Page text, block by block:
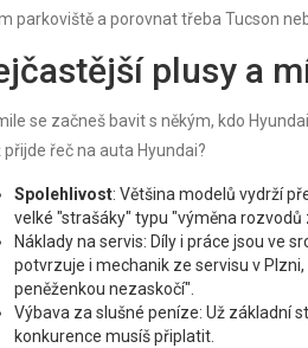
parkoviště a porovnat třeba Tucson
plusy a
se začneš bavit s někým, kdo
přijde řeč na auta Hyundai?
Spolehlivost: Většina modelů vydrží
velké "strašáky" typu "výměna rozvodů
Náklady na servis: Díly i práce jsou ve
potvrzuje i mechanik ze servisu v
peněženkou nezaskočí".
Výbava za slušné peníze: Už základní
konkurence musíš připlatit.